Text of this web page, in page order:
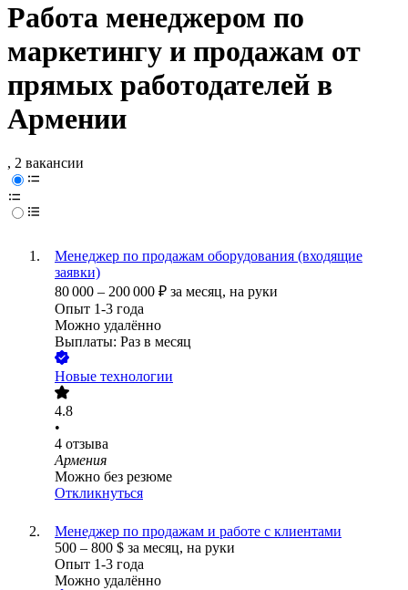
Работа менеджером по
маркетингу и продажам от
прямых работодателей в
Армении
, 2 вакансии
Менеджер по продажам оборудования (входящие
заявки)
80 000 – 200 000 ₽ за месяц, на руки
Опыт 1-3 года
Можно удалённо
Выплаты: Раз в месяц
Новые технологии
4.8
•
4 отзыва
Армения
Можно без резюме
Откликнуться
Менеджер по продажам и работе с клиентами
500 – 800 $ за месяц, на руки
Опыт 1-3 года
Можно удалённо